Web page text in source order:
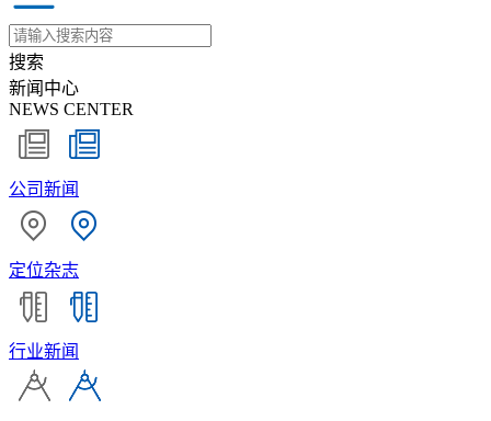
搜索
新闻中心
NEWS CENTER
公司新闻
定位杂志
行业新闻